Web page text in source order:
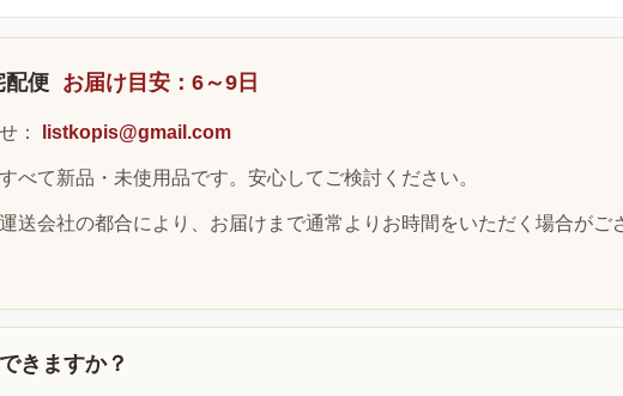
配便 お届け目安：6～9日
： listkopis@gmail.com
べて新品・未使用品です。安心してご検討ください。
送会社の都合により、お届けまで通常よりお時間をいただく場合がご
きますか？